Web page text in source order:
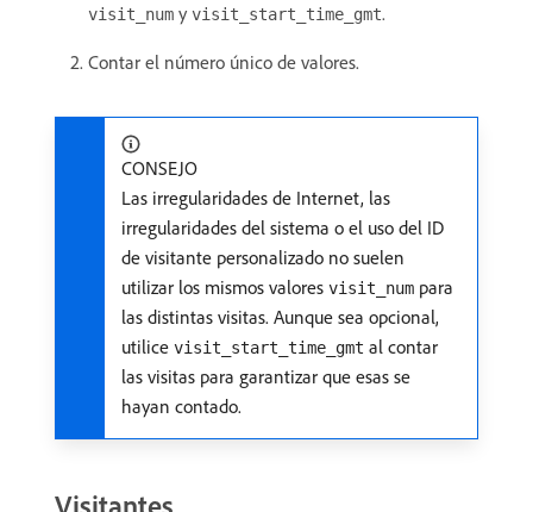
visit_num y visit_start_time_gmt.
Contar el número único de valores.
CONSEJO
Las irregularidades de Internet, las
irregularidades del sistema o el uso del ID
de visitante personalizado no suelen
utilizar los mismos valores visit_num para
las distintas visitas. Aunque sea opcional,
utilice visit_start_time_gmt al contar
las visitas para garantizar que esas se
hayan contado.
Visitantes